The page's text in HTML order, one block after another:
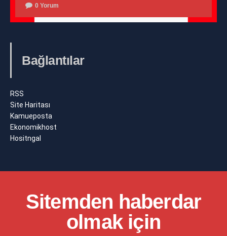
0 Yorum
Bağlantılar
RSS
Site Haritası
Kamueposta
Ekonomikhost
Hositngal
Sitemden haberdar
olmak için